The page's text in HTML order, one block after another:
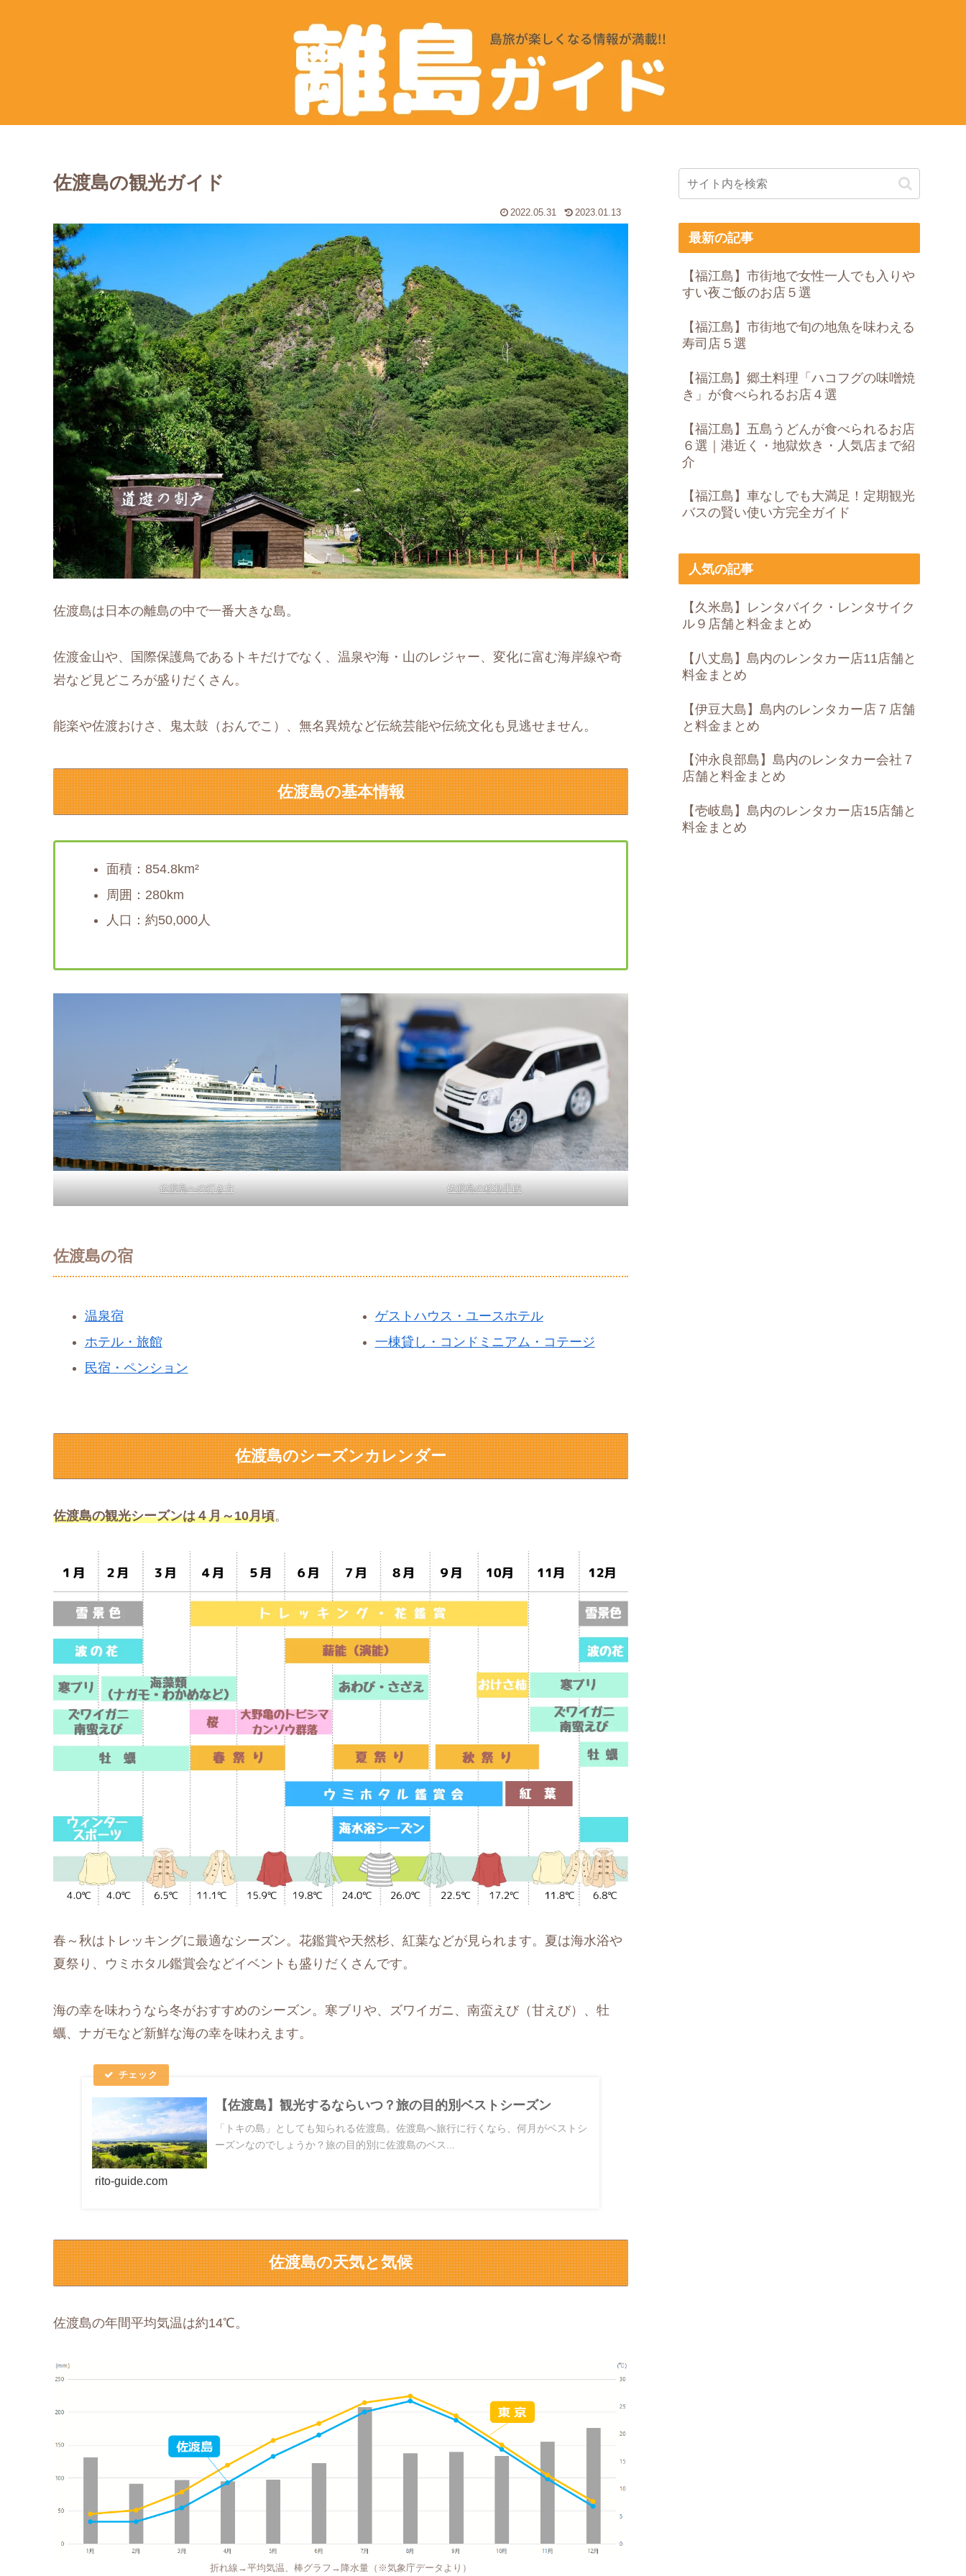
佐渡島の観光ガイド
2022.05.31 2023.01.13
佐渡島は日本の離島の中で一番大きな島。
佐渡金山や、国際保護鳥であるトキだけでなく、温泉や海・山のレジャー、変化に富む海岸線や奇
岩など見どころが盛りだくさん。
能楽や佐渡おけさ、鬼太鼓（おんでこ）、無名異焼など伝統芸能や伝統文化も見逃せません。
佐渡島の基本情報
面積：854.8km²
周囲：280km
人口：約50,000人
佐渡島への行き方 佐渡島の移動手段
佐渡島の宿
温泉宿
ホテル・旅館
民宿・ペンション
ゲストハウス・ユースホテル
一棟貸し・コンドミニアム・コテージ
佐渡島のシーズンカレンダー
佐渡島の観光シーズンは４月～10月頃。
春～秋はトレッキングに最適なシーズン。花鑑賞や天然杉、紅葉などが見られます。夏は海水浴や
夏祭り、ウミホタル鑑賞会などイベントも盛りだくさんです。
海の幸を味わうなら冬がおすすめのシーズン。寒ブリや、ズワイガニ、南蛮えび（甘えび）、牡
蠣、ナガモなど新鮮な海の幸を味わえます。
【佐渡島】観光するならいつ？旅の目的別ベストシーズン
「トキの島」としても知られる佐渡島。佐渡島へ旅行に行くなら、何月がベストシ
ーズンなのでしょうか？旅の目的別に佐渡島のベス...
rito-guide.com
佐渡島の天気と気候
佐渡島の年間平均気温は約14℃。
折れ線→平均気温、棒グラフ→降水量（※気象庁データより）
最新の記事
【福江島】市街地で女性一人でも入りや
すい夜ご飯のお店５選
【福江島】市街地で旬の地魚を味わえる
寿司店５選
【福江島】郷土料理「ハコフグの味噌焼
き」が食べられるお店４選
【福江島】五島うどんが食べられるお店
６選｜港近く・地獄炊き・人気店まで紹
介
【福江島】車なしでも大満足！定期観光
バスの賢い使い方完全ガイド
人気の記事
【久米島】レンタバイク・レンタサイク
ル９店舗と料金まとめ
【八丈島】島内のレンタカー店11店舗と
料金まとめ
【伊豆大島】島内のレンタカー店７店舗
と料金まとめ
【沖永良部島】島内のレンタカー会社７
店舗と料金まとめ
【壱岐島】島内のレンタカー店15店舗と
料金まとめ